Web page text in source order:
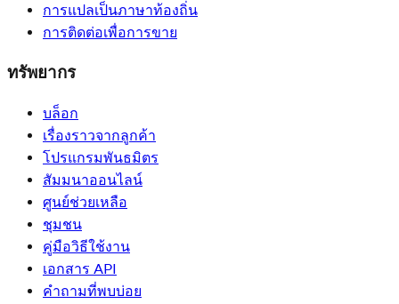
การแปลเป็นภาษาท้องถิ่น
การติดต่อเพื่อการขาย
ทรัพยากร
บล็อก
เรื่องราวจากลูกค้า
โปรแกรมพันธมิตร
สัมมนาออนไลน์
ศูนย์ช่วยเหลือ
ชุมชน
คู่มือวิธีใช้งาน
เอกสาร API
คำถามที่พบบ่อย